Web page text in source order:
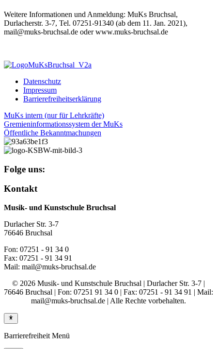
Weitere Informationen und Anmeldung: MuKs Bruchsal,
Durlacherstr. 3-7, Tel. 07251-91340 (ab dem 11. Jan. 2021),
mail@muks-bruchsal.de oder www.muks-bruchsal.de
Datenschutz
Impressum
Barrierefreiheitserklärung
MuKs intern (nur für Lehrkräfte)
Gremieninformationssystem der MuKs
Öffentliche Bekanntmachungen
Folge uns:
Kontakt
Musik- und Kunstschule Bruchsal
Durlacher Str. 3-7
76646 Bruchsal
Fon: 07251 - 91 34 0
Fax: 07251 - 91 34 91
Mail: mail@muks-bruchsal.de
© 2026 Musik- und Kunstschule Bruchsal | Durlacher Str. 3-7 |
76646 Bruchsal | Fon: 07251 91 34 0 | Fax: 07251 - 91 34 91 | Mail:
mail@muks-bruchsal.de | Alle Rechte vorbehalten.
Barrierefreiheit Menü